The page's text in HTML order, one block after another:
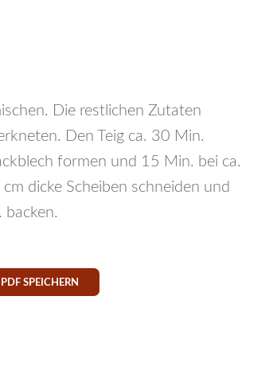
Die restlichen Zutaten
Den Teig ca. 30 Min.
formen und 15 Min. bei ca.
dicke Scheiben schneiden und
SPEICHERN